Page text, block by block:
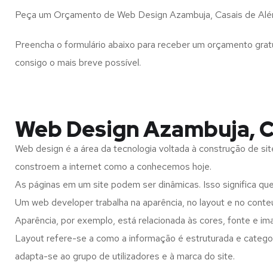
Peça um Orçamento de Web Design Azambuja, Casais de
Preencha o formulário abaixo para receber um orçamento
consigo o mais breve possível.
Web Design Azambuja,
Web design é a área da tecnologia voltada à construção de
constroem a internet como a conhecemos hoje.
As páginas em um site podem ser dinâmicas. Isso significa
Um web developer trabalha na aparência, no layout e no
Aparência, por exemplo, está relacionada às cores, fonte e
Layout refere-se a como a informação é estruturada e
adapta-se ao grupo de utilizadores e à marca do site.